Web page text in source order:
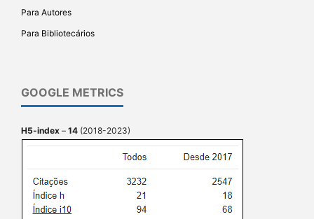
Para Autores
Para Bibliotecários
GOOGLE METRICS
H5-index – 14 (2018-2023)